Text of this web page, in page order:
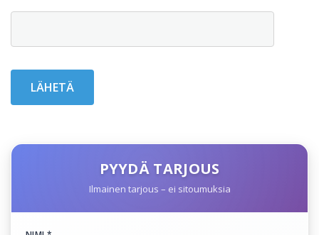
PYYDÄ TARJOUS
Ilmainen tarjous – ei sitoumuksia